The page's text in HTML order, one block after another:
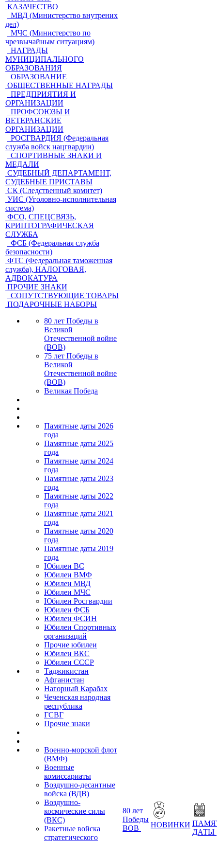
КАЗАЧЕСТВО
МВД (Министерство внутрених
дел)
МЧС (Министерство по
чрезвычайным ситуациям)
НАГРАДЫ
МУНИЦИПАЛЬНОГО
ОБРАЗОВАНИЯ
ОБРАЗОВАНИЕ
ОБЩЕСТВЕННЫЕ НАГРАДЫ
ПРЕДПРИЯТИЯ И
ОРГАНИЗАЦИИ
ПРОФСОЮЗЫ И
ВЕТЕРАНСКИЕ
ОРГАНИЗАЦИИ
РОСГВАРДИЯ (Федеральная
служба войск нацгвардии)
СПОРТИВНЫЕ ЗНАКИ И
МЕДАЛИ
СУДЕБНЫЙ ДЕПАРТАМЕНТ,
СУДЕБНЫЕ ПРИСТАВЫ
СК (Следственный комитет)
УИС (Уголовно-исполнительная
система)
ФСО, СПЕЦСВЯЗЬ,
КРИПТОГРАФИЧЕСКАЯ
СЛУЖБА
ФСБ (Федеральная служба
безопасности)
ФТС (Федеральная таможенная
служба), НАЛОГОВАЯ,
АДВОКАТУРА
ПРОЧИЕ ЗНАКИ
СОПУТСТВУЮЩИЕ ТОВАРЫ
ПОДАРОЧНЫЕ НАБОРЫ
80 лет Победы в
Великой
Отечественной войне
(ВОВ)
75 лет Победы в
Великой
Отечественной войне
(ВОВ)
Великая Победа
Памятные даты 2026
года
Памятные даты 2025
года
Памятные даты 2024
года
Памятные даты 2023
года
Памятные даты 2022
года
Памятные даты 2021
года
Памятные даты 2020
года
Памятные даты 2019
года
Юбилеи ВС
Юбилеи ВМФ
Юбилеи МВД
Юбилеи МЧС
Юбилеи Росгвардии
Юбилеи ФСБ
Юбилеи ФСИН
Юбилеи Спортивных
организаций
Прочие юбилеи
Юбилеи ВКС
Юбилеи СССР
Таджикистан
Афганистан
Нагорный Карабах
Чеченская народная
республика
ГСВГ
Прочие знаки
Военно-морской флот
(ВМФ)
Военные
комиссариаты
Воздушно-десантные
войска (ВДВ)
Воздушно-
космические силы
(ВКС)
Ракетные войска
стратегического
80 лет
Победы
ВОВ
НОВИНКИ
ДАТЫ